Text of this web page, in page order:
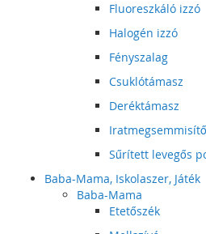
Fluoreszkáló izzó
Halogén izzó
Fényszalag
Csuklótámasz
Deréktámasz
Sűrített levegős
Baba-Mama, Iskolaszer, Játék
Baba-Mama
Etetőszék